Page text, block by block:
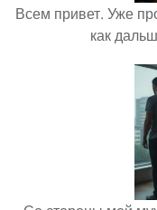
Всем привет. Уже
как